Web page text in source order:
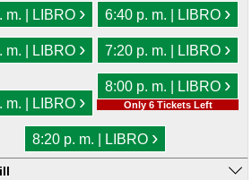
m. | LIBRO › 6:40 p. m. | LIBRO ›
m. | LIBRO › 7:20 p. m. | LIBRO ›
m. | LIBRO ›
8:00 p. m. | LIBRO ›
Only 6 Tickets Left
8:20 p. m. | LIBRO ›